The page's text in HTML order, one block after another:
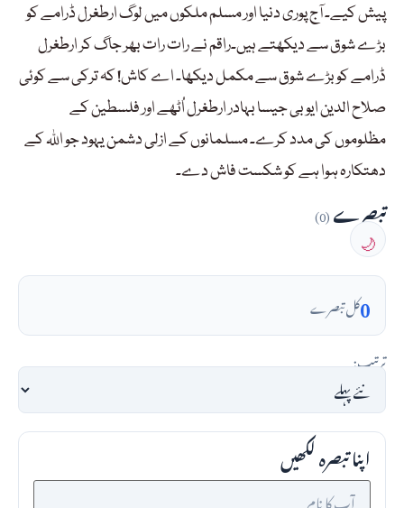
پیش کیے۔ آج پوری دنیا اور مسلم ملکوں میں لوگ ارطغرل ڈرامے کو
بڑے شوق سے دیکھتے ہیں۔راقم نے رات رات بھر جاگ کر ارطغرل
ڈرامے کو بڑے شوق سے مکمل دیکھا۔ اے کاش! کہ ترکی سے کوئی
صلاح الدین ایوبی جیسا بہادر ارطغرل اُٹھے اور فلسطین کے
مظلوموں کی مدد کرے۔ مسلمانوں کے ازلی دشمن یہود جو اللہ کے
دھتکارہ ہوا ہے کو شکست فاش دے۔
تبصرے(0)
🌙
0کل تبصرے
ترتیب:
اپنا تبصرہ لکھیں